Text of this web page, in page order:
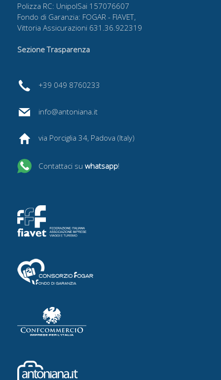
Polizza RC: UnipolSai 157076607
Fondo di Garanzia: FOGAR - FIAVET,
Vittoria Assicurazioni 631.36.922319
Sezione Trasparenza
+39 049 8760233
info@antoniana.it
via Porciglia 34, Padova (Italy)
Contattaci su whatsapp!